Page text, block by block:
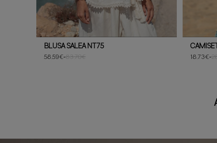
BLUSA SALEA NT75
58,59€-83,70€ 18,73€-